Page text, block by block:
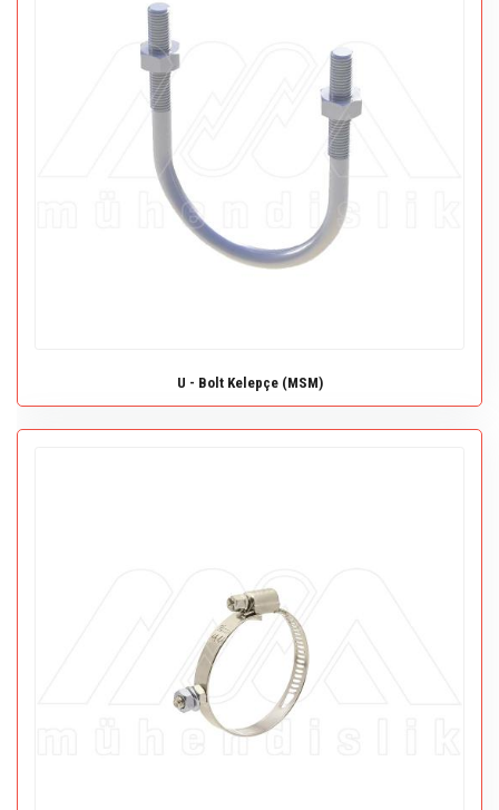
U - Bolt Kelepçe (MSM)